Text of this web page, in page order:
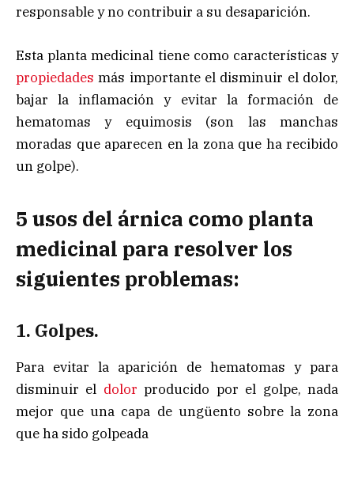
responsable y no contribuir a su desaparición.
Esta planta medicinal tiene como características y
propiedades más importante el disminuir el dolor,
bajar la inflamación y evitar la formación de
hematomas y equimosis (son las manchas
moradas que aparecen en la zona que ha recibido
un golpe).
5 usos del árnica como planta
medicinal para resolver los
siguientes problemas:
1. Golpes.
Para evitar la aparición de hematomas y para
disminuir el dolorproducido por el golpe, nada
mejor que una capa de ungüento sobre la zona
que ha sido golpeada